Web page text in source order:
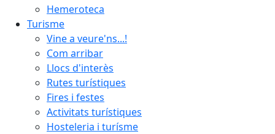
Hemeroteca
Turisme
Vine a veure'ns...!
Com arribar
Llocs d'interès
Rutes turístiques
Fires i festes
Activitats turístiques
Hosteleria i turísme